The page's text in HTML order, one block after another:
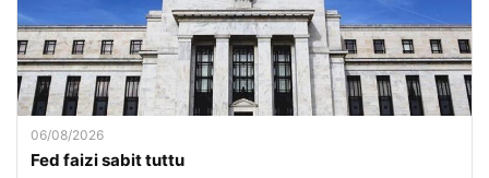
06/08/2026
Fed faizi sabit tuttu